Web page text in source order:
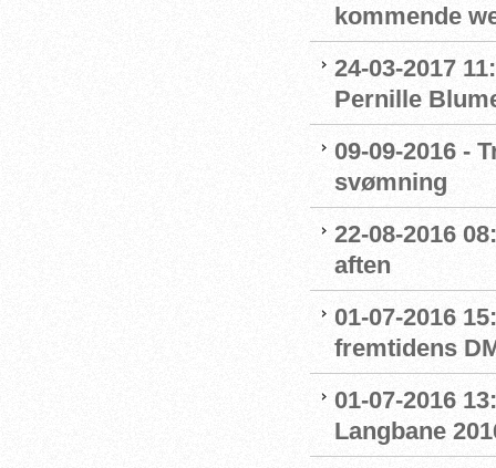
kommende
24-03-2017
Pernille
09-09-2016 -
svømning
22-08-2016
aften
01-07-2016
fremtidens
01-07-2016
Langbane